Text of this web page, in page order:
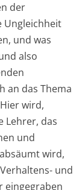
der
Ungleichheit
und was
also
an das Thema
wird,
Lehrer, das
und
wird,
und
eingegraben